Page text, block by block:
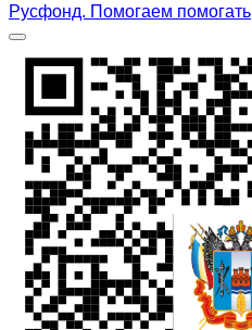
Русфонд. Помогаем помогать